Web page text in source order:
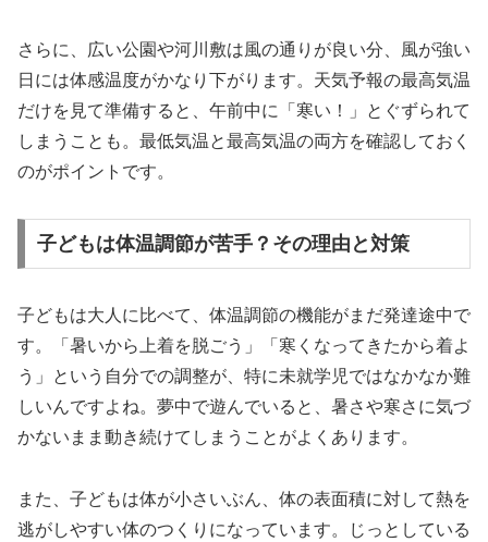
さらに、広い公園や河川敷は風の通りが良い分、風が強い
日には体感温度がかなり下がります。天気予報の最高気温
だけを見て準備すると、午前中に「寒い！」とぐずられて
しまうことも。最低気温と最高気温の両方を確認しておく
のがポイントです。
子どもは体温調節が苦手？その理由と対策
子どもは大人に比べて、体温調節の機能がまだ発達途中で
す。「暑いから上着を脱ごう」「寒くなってきたから着よ
う」という自分での調整が、特に未就学児ではなかなか難
しいんですよね。夢中で遊んでいると、暑さや寒さに気づ
かないまま動き続けてしまうことがよくあります。
また、子どもは体が小さいぶん、体の表面積に対して熱を
逃がしやすい体のつくりになっています。じっとしている